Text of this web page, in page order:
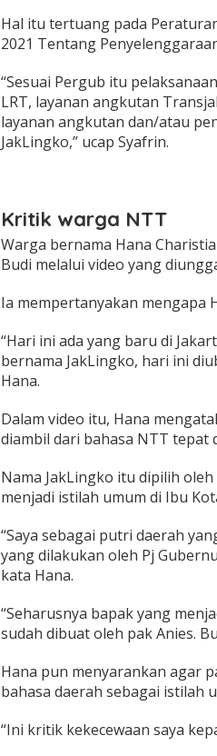
Hal itu tertuang pada
2021 Tentang
“Sesuai Pergub itu
LRT, layanan angkutan
layanan angkutan dan/atau
JakLingko,” ucap Syafrin.
Kritik warga NTT
Warga bernama Hana
Budi melalui video yang
Ia mempertanyakan mengapa
“Hari ini ada yang baru di
bernama JakLingko, hari ini
Hana.
Dalam video itu, Hana
diambil dari bahasa NTT tepat
Nama JakLingko itu dipilih
menjadi istilah umum di Ibu
“Saya sebagai putri daerah
yang dilakukan oleh Pj
kata Hana.
“Seharusnya bapak yang
sudah dibuat oleh pak Anies.
Hana pun menyarankan agar
bahasa daerah sebagai istilah
“Ini kritik kekecewaan saya